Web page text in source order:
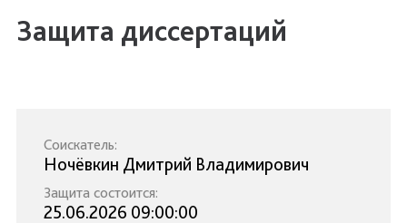
Защита диссертаций
Соискатель:
Ночёвкин Дмитрий Владимирович
Защита состоится:
25.06.2026 09:00:00